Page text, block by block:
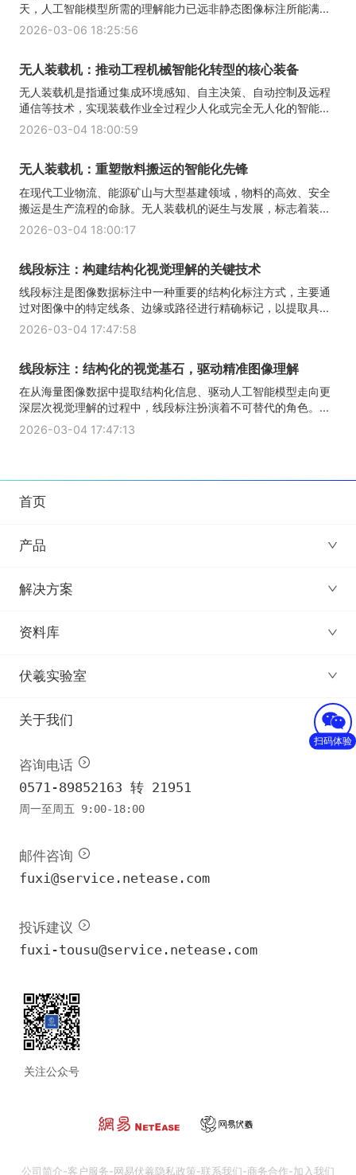
天，人工智能模型所需的理解能力已远非静态图像标注所能满...
2026-03-06 18:25:56
无人装载机：推动工程机械智能化转型的核心装备
无人装载机是指通过集成环境感知、自主决策、自动控制及远程
通信等技术，实现装载作业全过程少人化或完全无人化的智能...
2026-03-04 18:00:59
无人装载机：重塑散料搬运的智能化先锋
在现代工业物流、能源矿山与大型基建领域，物料的高效、安全
搬运是生产流程的命脉。无人装载机的诞生与发展，标志着装...
2026-03-04 18:00:17
线段标注：构建结构化视觉理解的关键技术
线段标注是图像数据标注中一种重要的结构化标注方式，主要通
过对图像中的特定线条、边缘或路径进行精确标记，以提取具...
2026-03-04 17:47:58
线段标注：结构化的视觉基石，驱动精准图像理解
在从海量图像数据中提取结构化信息、驱动人工智能模型走向更
深层次视觉理解的过程中，线段标注扮演着不可替代的角色。...
2026-03-04 17:47:13
首页
产品
解决方案
资料库
伏羲实验室
关于我们
咨询电话
0571-89852163 转 21951
周一至周五 9:00-18:00
邮件咨询
fuxi@service.netease.com
投诉建议
fuxi-tousu@service.netease.com
关注公众号
公司简介-客户服务-网易伏羲隐私政策-联系我们-商务合作-加入我们
扫码体验